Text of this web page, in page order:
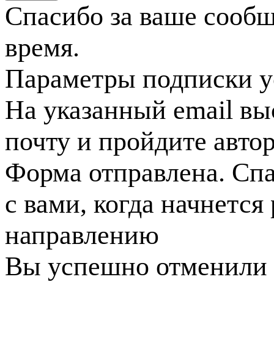
Спасибо за ваше
время.
Параметры подписки
На указанный email
почту и пройдите
Форма отправлена.
с вами, когда
направлению
Вы успешно отменили